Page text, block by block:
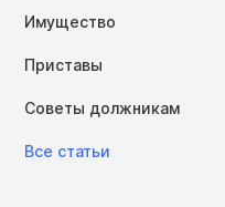
Имущество
Приставы
Советы должникам
Все статьи